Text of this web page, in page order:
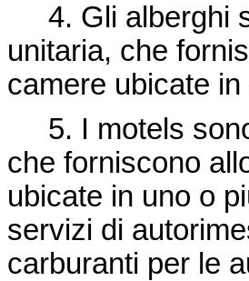
4. Gli alberghi
unitaria, che
camere ubicate
5. I motels
che forniscono
ubicate in uno o
servizi di
carburanti per le